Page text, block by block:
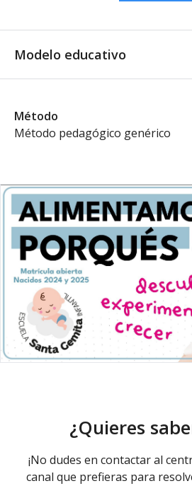
Modelo educativo
Método
Método pedagógico genérico
¿Quieres
¡No dudes en contactar al
canal que prefieras para